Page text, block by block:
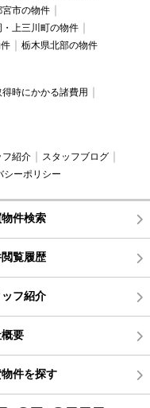
宮市の物件
・上三川町の物件
栃木県北部の物件
時にかかる諸費用
フ紹介
スタッフブログ
シーポリシー
件検索
覧履歴
フ紹介
要
件を探す